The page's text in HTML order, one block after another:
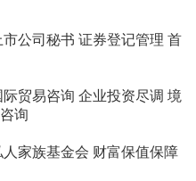
市公司秘书 证券登记管理 首
际贸易咨询 企业投资尽调 境
询
人家族基金会 财富保值保障